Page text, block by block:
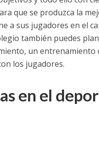
que se produzca la
a sus jugadores en el
también puedes
un entrenamiento
los jugadores.
en el